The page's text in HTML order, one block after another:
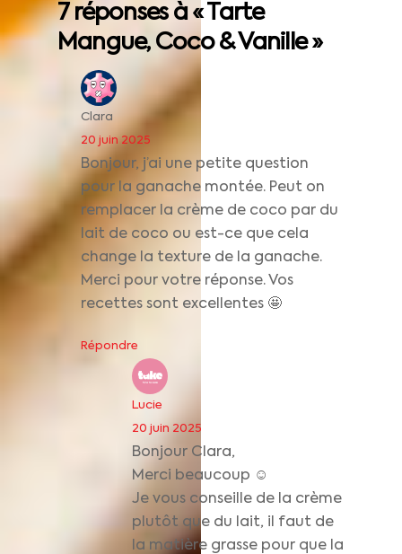
7 réponses à « Tarte
Mangue, Coco & Vanille »
Clara
20 juin 2025
Bonjour, j’ai une petite question
pour la ganache montée. Peut on
remplacer la crème de coco par du
lait de coco ou est-ce que cela
change la texture de la ganache.
Merci pour votre réponse. Vos
recettes sont excellentes 🤩
Répondre
Lucie
20 juin 2025
Bonjour Clara,
Merci beaucoup ☺️
Je vous conseille de la crème
plutôt que du lait, il faut de
la matière grasse pour que la